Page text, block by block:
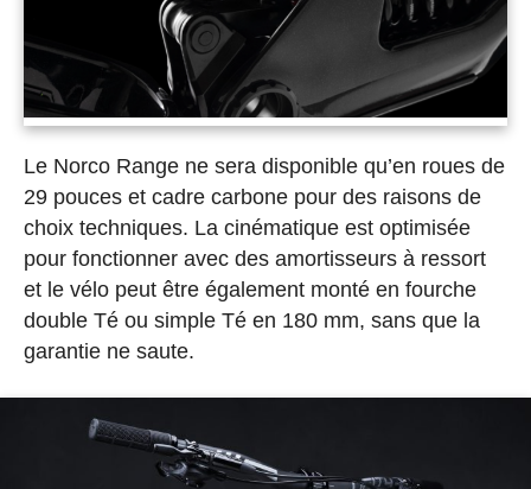
Le Norco Range ne sera disponible qu’en roues de
29 pouces et cadre carbone pour des raisons de
choix techniques. La cinématique est optimisée
pour fonctionner avec des amortisseurs à ressort
et le vélo peut être également monté en fourche
double Té ou simple Té en 180 mm, sans que la
garantie ne saute.